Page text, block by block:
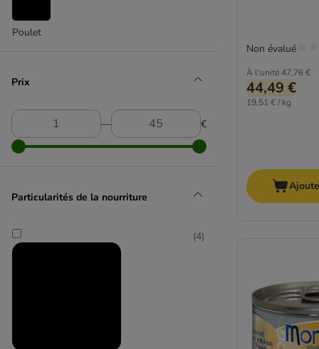
Doggy Dog
Eukanuba
Fleischeslust
Forthglade
Forza10
GranataPet
Happy Dog
Poulet
Prix
― €
Particularités de la nourriture
(4)
À l'unité47,76 €
44,49 €
19,51 € / kg
Non évalué